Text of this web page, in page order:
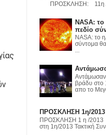
Α.Ε. με σκοπό
και
ΧΥΤΑ»
ΠΡΟΣΚΛΗΣΗ: 11η /
NASA: το
πεδίο
NASA: το
σύντομα
Αντάμωσαν
βράδυ στο
απο το
ΠΡΟΣΚΛΗΣΗ 1η/2013
ΠΡΟΣΚΛΗΣΗ 1 η /2013
στη 1η/2013 Τακτική